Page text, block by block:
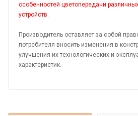
особенностей цветопередачи
устройств.
Производитель оставляет за собой
потребителя вносить изменения в
улучшения их технологических и
характеристик.